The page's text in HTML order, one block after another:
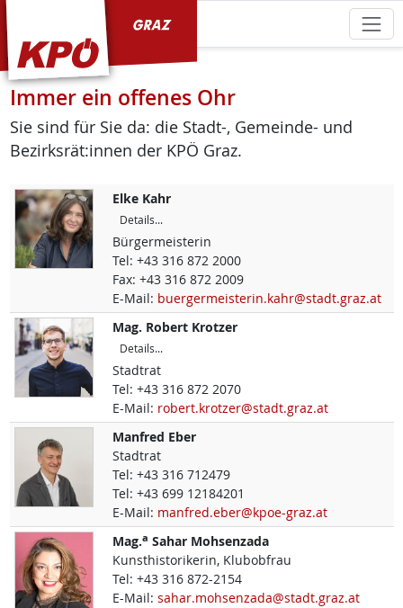
Immer ein offenes Ohr
Sie sind für Sie da: die Stadt-, Gemeinde- und
Bezirksrät:innen der KPÖ Graz.
Elke Kahr
Details...
Bürgermeisterin
Tel: +43 316 872 2000
Fax: +43 316 872 2009
E-Mail: buergermeisterin.kahr@stadt.graz.at
Mag. Robert Krotzer
Details...
Stadtrat
Tel: +43 316 872 2070
E-Mail: robert.krotzer@stadt.graz.at
Manfred Eber
Stadtrat
Tel: +43 316 712479
Tel: +43 699 12184201
E-Mail: manfred.eber@kpoe-graz.at
Mag.a Sahar Mohsenzada
Kunsthistorikerin, Klubobfrau
Tel: +43 316 872-2154
E-Mail: sahar.mohsenzada@stadt.graz.at